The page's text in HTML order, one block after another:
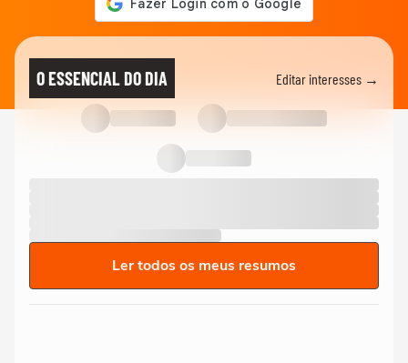
O ESSENCIAL DO DIA Editar interesses →
Ler todos os meus resumos